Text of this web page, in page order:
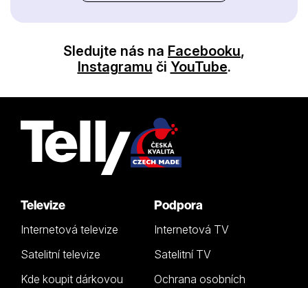
Sledujte nás na Facebooku,
Instagramu či YouTube.
Televize
Internetová televize
Satelitní televize
Kde koupit dárkovou
Podpora
Internetová TV
Satelitní TV
Ochrana osobních